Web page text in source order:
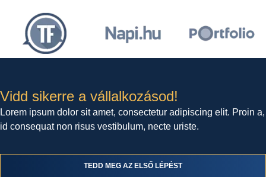
Vidd sikerre a vállalkozásod!
Lorem ipsum dolor sit amet, consectetur adipiscing elit. Proin a,
id consequat non risus vestibulum, necte uriste.
TEDD MEG AZ ELSŐ LÉPÉST